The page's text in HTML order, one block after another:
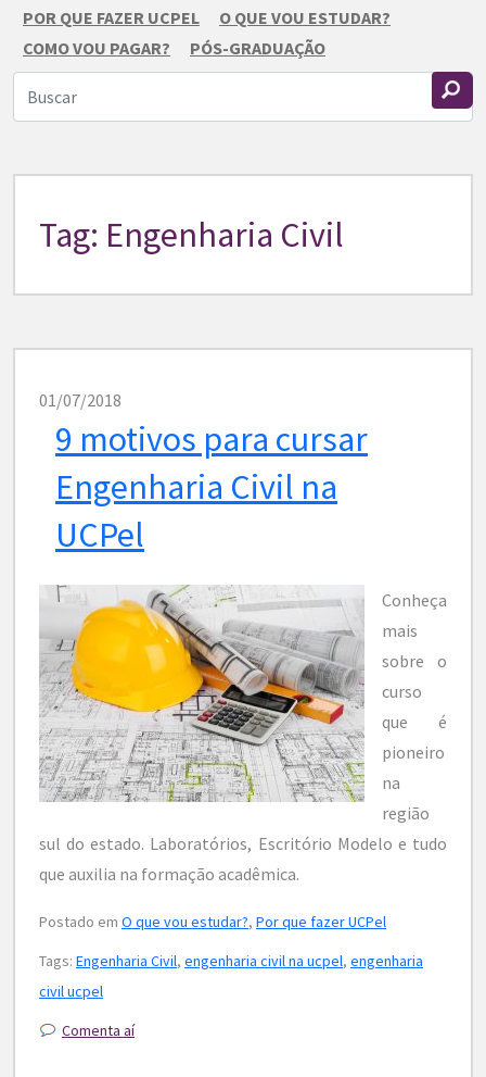
POR QUE FAZER UCPEL
O QUE VOU ESTUDAR?
COMO VOU PAGAR?
PÓS-GRADUAÇÃO
Tag: Engenharia Civil
01/07/2018
9 motivos para cursar
Engenharia Civil na
UCPel
Conheça
mais
sobre o
curso
que é
pioneiro
na
região
sul do estado. Laboratórios, Escritório Modelo e tudo
que auxilia na formação acadêmica.
Postado em O que vou estudar?, Por que fazer UCPel
Tags: Engenharia Civil, engenharia civil na ucpel, engenharia
civil ucpel
Comenta aí